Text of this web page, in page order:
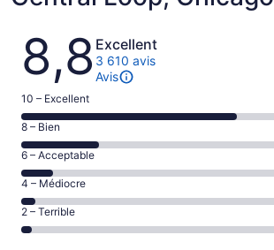
Avis
8,8 Excellent
3 610 avis
Avis
Note
de 10
–
Excellent,
d’après
2203 avis
sur 3610.
10 – Excellent
Note
de 8
–
Bien,
d’après
811 avis
sur 3610.
8 – Bien
Note
de 6
–
Acceptable,
d’après
6 – Acceptable
Note
de 4
–
Médiocre,
4 – Médiocre
Note
de 2
2 – Terrible